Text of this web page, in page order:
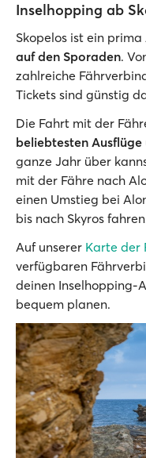
Inselhopping ab
Skopelos ist ein
auf den Sporaden.
zahlreiche
Tickets sind günstig
Die Fahrt mit der
beliebtesten Ausflüge
ganze Jahr über
mit der Fähre nach
einen Umstieg bei
bis nach Skyros
Auf unserer Karte der
verfügbaren
deinen Inselhopping-
bequem planen.